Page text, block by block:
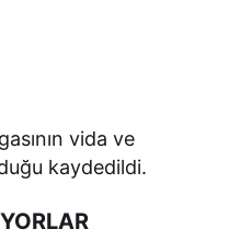
vida ve
kaydedildi.